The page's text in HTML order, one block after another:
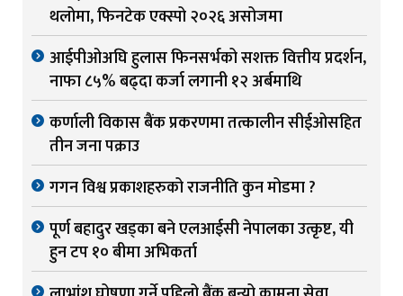
थलोमा, फिनटेक एक्स्पो २०२६ असोजमा
आईपीओअघि हुलास फिनसर्भको सशक्त वित्तीय प्रदर्शन,
नाफा ८५% बढ्दा कर्जा लगानी १२ अर्बमाथि
कर्णाली विकास बैंक प्रकरणमा तत्कालीन सीईओसहित
तीन जना पक्राउ
गगन विश्व प्रकाशहरुको राजनीति कुन मोडमा ?
पूर्ण बहादुर खड्का बने एलआईसी नेपालका उत्कृष्ट, यी
हुन टप १० बीमा अभिकर्ता